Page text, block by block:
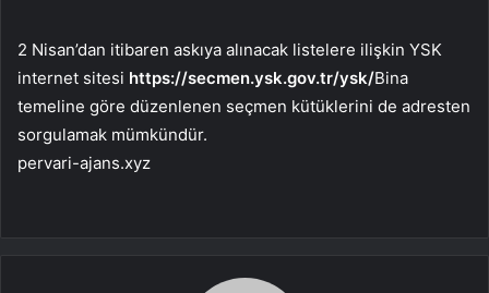
2 Nisan’dan itibaren askıya alınacak listelere ilişkin YSK
internet sitesi https://secmen.ysk.gov.tr/ysk/Bina
temeline göre düzenlenen seçmen kütüklerini de adresten
sorgulamak mümkündür.
pervari-ajans.xyz